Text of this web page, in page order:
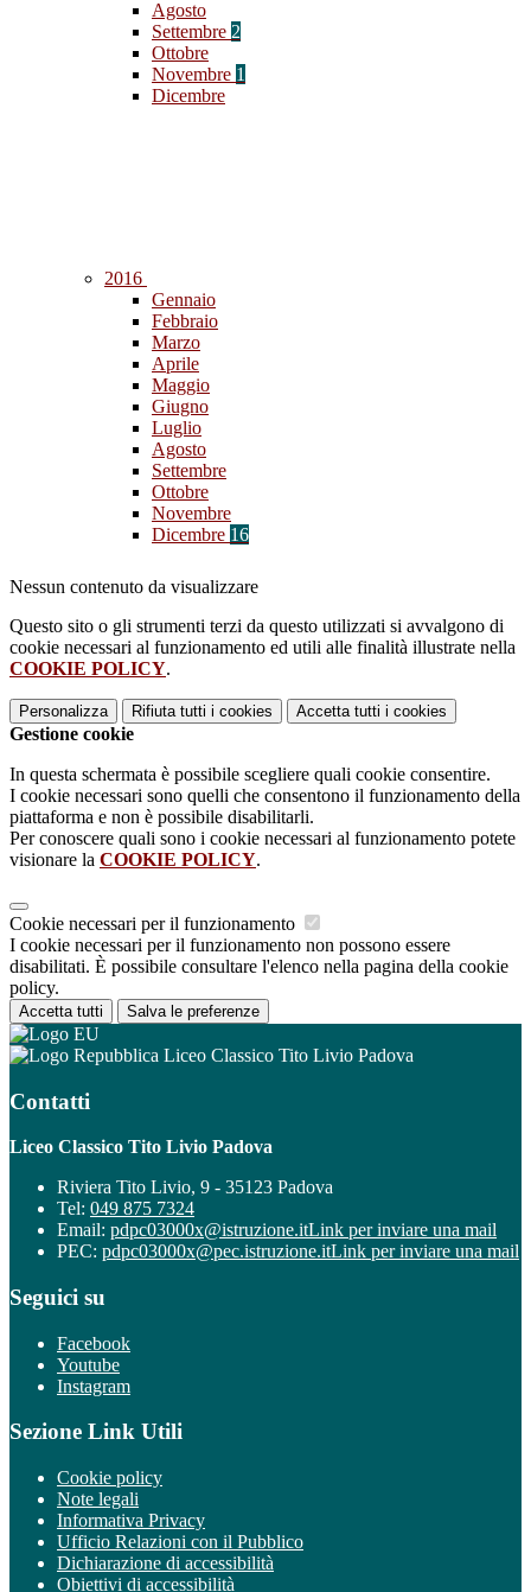
Agosto
Settembre 2
Ottobre
Novembre 1
Dicembre
2016
Gennaio
Febbraio
Marzo
Aprile
Maggio
Giugno
Luglio
Agosto
Settembre
Ottobre
Novembre
Dicembre 16
Nessun contenuto da visualizzare
Questo sito o gli strumenti terzi da questo utilizzati si avvalgono di
cookie necessari al funzionamento ed utili alle finalità illustrate nella
COOKIE POLICY.
Personalizza Rifiuta tutti i cookies Accetta tutti i cookies
Gestione cookie
In questa schermata è possibile scegliere quali cookie consentire.
I cookie necessari sono quelli che consentono il funzionamento della
piattaforma e non è possibile disabilitarli.
Per conoscere quali sono i cookie necessari al funzionamento potete
visionare la COOKIE POLICY.
Cookie necessari per il funzionamento
I cookie necessari per il funzionamento non possono essere
disabilitati. È possibile consultare l'elenco nella pagina della cookie
policy.
Accetta tutti Salva le preferenze
Liceo Classico Tito Livio Padova
Contatti
Liceo Classico Tito Livio Padova
Riviera Tito Livio, 9 - 35123 Padova
Tel: 049 875 7324
Email: pdpc03000x@istruzione.itLink per inviare una mail
PEC: pdpc03000x@pec.istruzione.itLink per inviare una mail
Seguici su
Facebook
Youtube
Instagram
Sezione Link Utili
Cookie policy
Note legali
Informativa Privacy
Ufficio Relazioni con il Pubblico
Dichiarazione di accessibilità
Obiettivi di accessibilità